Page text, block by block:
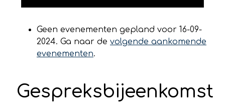
Geen evenementen gepland voor 16-09-
2024. Ga naar de volgende aankomende
evenementen.
Gespreksbijeenkomst